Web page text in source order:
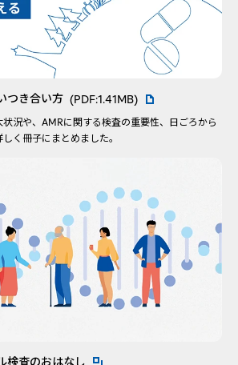
つき合い方 (PDF:1.41MB)PDFファイルが新
況や、AMRに関する検査の重要性、日ごろから
く冊子にまとめました。
検査のおはなし